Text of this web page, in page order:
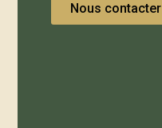
Nous contacter